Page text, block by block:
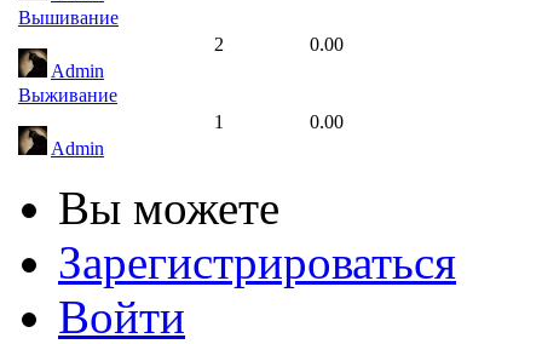
Вышивание
Admin
2 0.00
Выживание
Admin
1 0.00
Вы можете
Зарегистрироваться
Войти